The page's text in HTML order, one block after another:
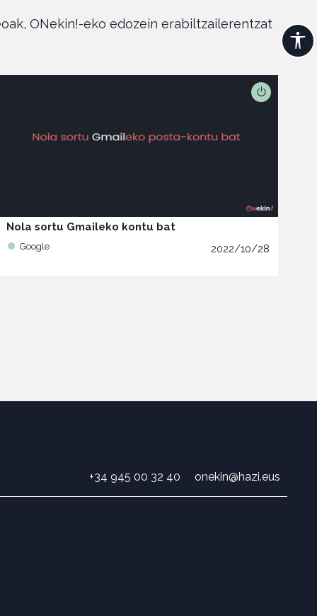
ONekin!-eko edozein erabiltzailerentzat
Nola sortu Gmaileko kontu bat
Google 2022/10/28
+34 945 00 32 40 onekin@hazi.eus